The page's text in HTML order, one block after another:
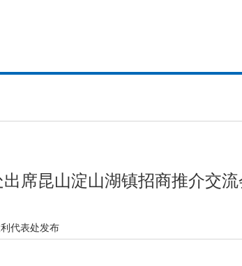
席昆山淀山湖镇招商推介交流
代表处发布